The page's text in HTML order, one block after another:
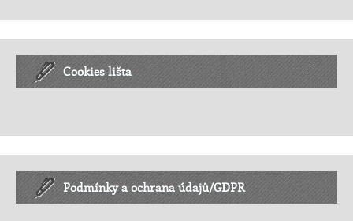
Cookies lišta
Podmínky a ochrana údajů/GDPR